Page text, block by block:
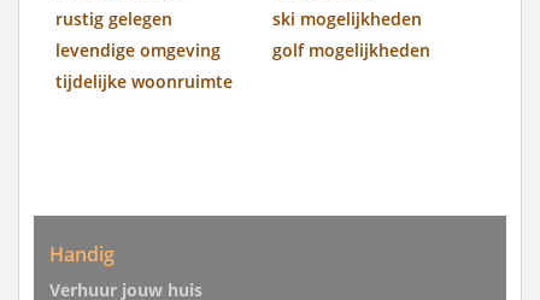
rustig gelegen
ski mogelijkheden
levendige omgeving
golf mogelijkheden
tijdelijke woonruimte
Handig
Verhuur jouw huis